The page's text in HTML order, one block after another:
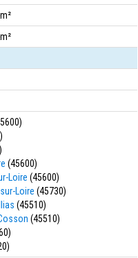
(45600)
Loire (45600)
Loire (45730)
(45510)
(45510)